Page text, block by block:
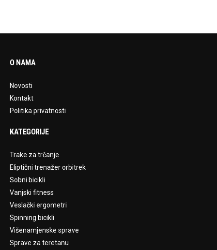
O NAMA
Novosti
Kontakt
Politika privatnosti
KATEGORIJE
Trake za trčanje
Eliptični trenažer orbitrek
Sobni bicikli
Vanjski fitness
Veslački ergometri
Spinning bicikli
Višenamjenske sprave
Sprave za teretanu